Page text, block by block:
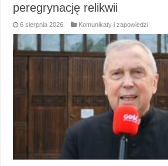
peregrynację relikwii
6 sierpnia 2026 Komunikaty i zapowiedzi